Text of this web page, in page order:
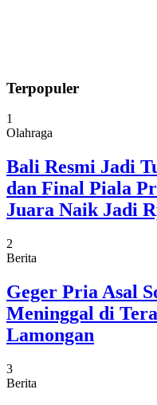
Terpopuler
1
Olahraga
Bali Resmi Jadi
dan Final Piala
Juara Naik Jadi
2
Berita
Geger Pria Asal
Meninggal di
Lamongan
3
Berita